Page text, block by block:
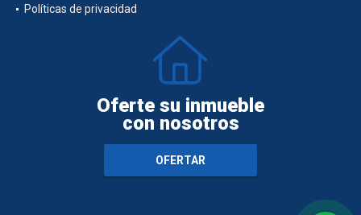
Contáctenos
Oferte su inmueble
con nosotros
OFERTAR